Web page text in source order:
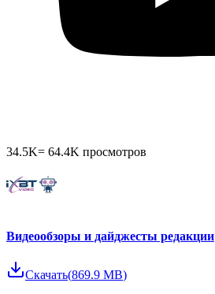
34.5K= 64.4K просмотров
Видеообзоры и дайджесты редакции
Скачать(869.9 MB)